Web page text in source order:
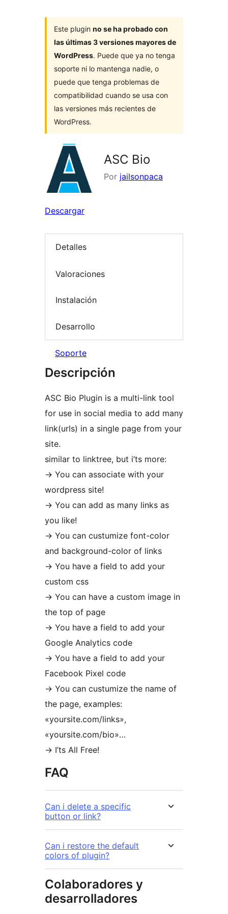
Este plugin no se ha probado con
las últimas 3 versiones mayores de
WordPress. Puede que ya no tenga
soporte ni lo mantenga nadie, o
puede que tenga problemas de
compatibilidad cuando se usa con
las versiones más recientes de
WordPress.
ASC Bio
Por jailsonpaca
Descargar
Detalles
Valoraciones
Instalación
Desarrollo
Soporte
Descripción
ASC Bio Plugin is a multi-link tool
for use in social media to add many
link(urls) in a single page from your
site.
similar to linktree, but i’ts more:
-> You can associate with your
wordpress site!
-> You can add as many links as
you like!
-> You can custumize font-color
and background-color of links
-> You have a field to add your
custom css
-> You can have a custom image in
the top of page
-> You have a field to add your
Google Analytics code
-> You have a field to add your
Facebook Pixel code
-> You can custumize the name of
the page, examples:
«yoursite.com/links»,
«yoursite.com/bio»…
-> I’ts All Free!
FAQ
Can i delete a specific
button or link?
Can i restore the default
colors of plugin?
Colaboradores y
desarrolladores